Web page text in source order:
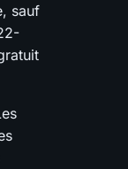
sauf